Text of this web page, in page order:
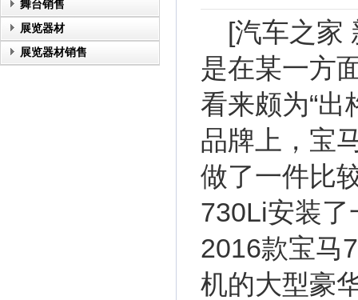
舞台销售
展览器材
展览器材销售
[汽车之家
是在某一方
看来颇为“出
品牌上，宝
做了一件比
730Li安装
2016款宝马
机的大型豪